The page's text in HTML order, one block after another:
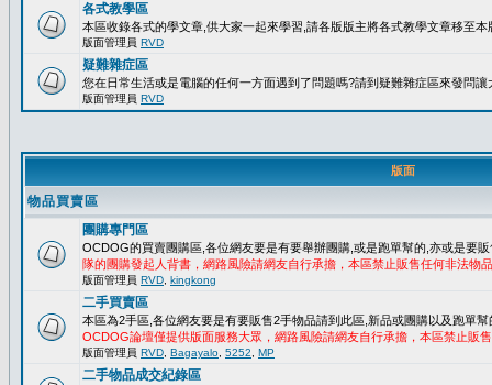
各式教學區
本區收錄各式的學文章,供大家一起來學習,請各版版主將各式教學文章移至本
版面管理員 RVD
疑難雜症區
您在日常生活或是電腦的任何一方面遇到了問題嗎?請到疑難雜症區來發問讓
版面管理員 RVD
版面
物品買賣區
團購專門區
OCDOG的買賣團購區,各位網友要是有要舉辦團購,或是跑單幫的,亦或是要
隊的團購發起人背書，網路風險請網友自行承擔，本區禁止販售任何非法物
版面管理員 RVD kingkong
二手買賣區
本區為2手區,各位網友要是有要販售2手物品請到此區,新品或團購以及跑單
OCDOG論壇僅提供版面服務大眾，網路風險請網友自行承擔，本區禁止販
版面管理員 RVD Bagayalo 5252 MP
二手物品成交紀錄區